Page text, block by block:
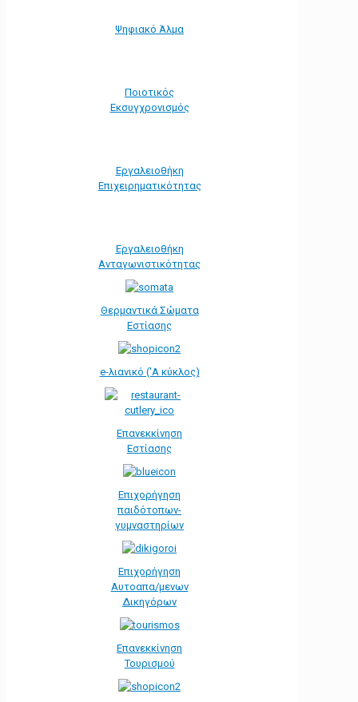
Ψηφιακό Άλμα
Ποιοτικός
Εκσυγχρονισμός
Εργαλειοθήκη
Eπιχειρηματικότητας
Εργαλειοθήκη
Ανταγωνιστικότητας
Θερμαντικά Σώματα
Εστίασης
e-λιανικό ('Α κύκλος)
Επανεκκίνηση
Εστίασης
Επιχορήγηση
παιδότοπων-
γυμναστηρίων
Επιχορήγηση
Αυτοαπα/μενων
Δικηγόρων
Επανεκκίνηση
Τουρισμού